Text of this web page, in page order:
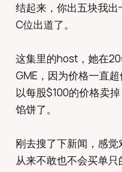
结起来，你出五块我
C位出道了。
这集里的host，她在
GME，因为价格一直
以每股$100的价格卖
馅饼了。
刚去搜了下新闻，感
从来不敢也不会买单只